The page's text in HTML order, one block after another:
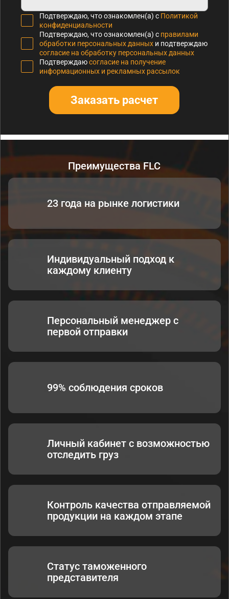
Подтверждаю, что ознакомлен(а) с Политикой
конфиденциальности
Подтверждаю, что ознакомлен(а) с правилами
обработки персональных данныхи подтверждаю
согласие на обработку персональных данных
Подтверждаюсогласие на получение
информационных и рекламных рассылок
Заказать расчет
Преимущества FLC
23 года на рынке логистики
Индивидуальный подход к
каждому клиенту
Персональный менеджер с
первой отправки
99% соблюдения сроков
Личный кабинет с возможностью
отследить груз
Контроль качества отправляемой
продукции на каждом этапе
Статус таможенного
представителя